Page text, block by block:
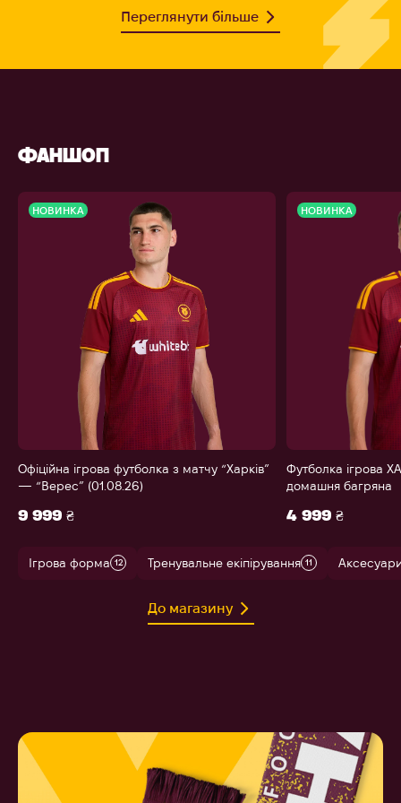
Переглянути більше
ФАНШОП
НОВИНКА
Офіційна ігрова футболка з матчу “Харків”
— “Верес” (01.08.26)
9 999 ₴
НОВИНКА
Футболка ігрова
домашня багряна
4 999 ₴
Ігрова форма 12 Тренувальне екіпірування 11
До магазину